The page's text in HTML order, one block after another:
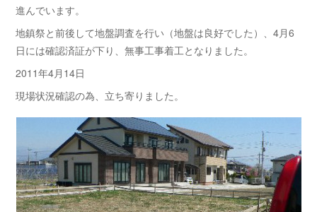
進んでいます。
地鎮祭と前後して地盤調査を行い（地盤は良好でした）、4月6
日には確認済証が下り、無事工事着工となりました。
2011年4月14日
現場状況確認の為、立ち寄りました。